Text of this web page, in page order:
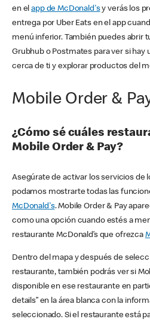
en elapp de McDonald'sy verás los
entrega por Uber Eats en el app
menú inferior. También puedes abrir
Grubhub o Postmates para ver si hay
cerca de ti y explorar productos del
Mobile Order &
¿Cómo sé cuáles
Mobile Order & Pay?
Asegúrate de activar los servicios de
podamos mostrarte todas las
McDonald's. Mobile Order & Pay
como una opción cuando estés a
restaurante McDonald’s que ofrezca
Dentro del mapa y después de
restaurante, también podrás ver si
disponible en ese restaurante en
details” en la área blanca con la
seleccionado. Si el restaurante está